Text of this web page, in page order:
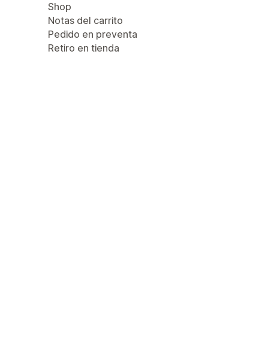
Shop
Notas del carrito
Pedido en preventa
Retiro en tienda